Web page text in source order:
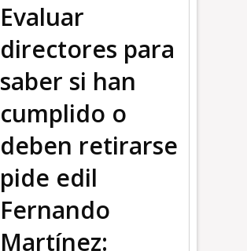
Evaluar
directores para
saber si han
cumplido o
deben retirarse
pide edil
Fernando
Martínez: